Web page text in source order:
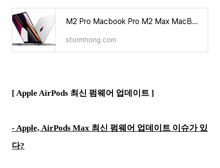
M2 Pro Macbook Pro M2 Max MacBook Pro 출시 연기가 되었다고?
stormhong.com
[ Apple AirPods 최신 펌웨어 업데이트 ]
- Apple, AirPods Max 최신 펌웨어 업데이트 이슈가 있
다?